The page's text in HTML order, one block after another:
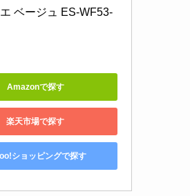
ベージュ ES-WF53-
Amazonで探す
楽天市場で探す
ショッピングで探す